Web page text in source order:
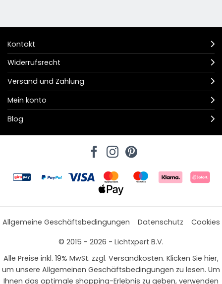
Kontakt
Widerrufsrecht
Versand und Zahlung
Mein konto
Blog
Allgemeine Geschäftsbedingungen Datenschutz
Cookies
© 2015 - 2026 - Lichtxpert B.V.
Alle Preise inkl. 19% MwSt. zzgl. Versandkosten. Klicken Sie hier,
um unsere Allgemeinen Geschäftsbedingungen zu lesen. Um
Ihnen das optimale shopping-Erlebnis zu geben, verwenden